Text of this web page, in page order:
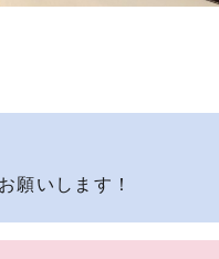
願いします！